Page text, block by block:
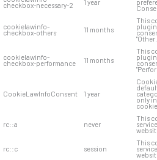
checkbox-necessary-2 1 year
cookielawinfo-
checkbox-others 11 months
This
"Other.
cookielawinfo-
checkbox-performance 11 months
This
CookieLawInfoConsent 1 year
only
cookie.
rc::a never
This
rc::c session
This